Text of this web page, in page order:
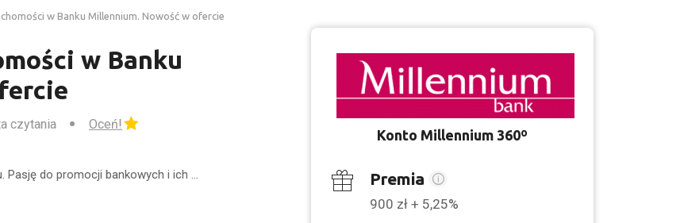
w Banku Millennium. Nowość w ofercie
w Banku
czytania Oceń!
do promocji bankowych i ich …
Konto Millennium 360º
Premia
900 zł + 5,25%